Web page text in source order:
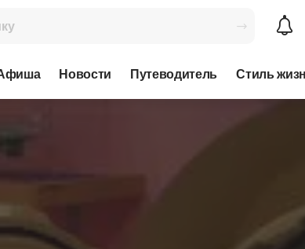
Новости Путеводитель Стиль